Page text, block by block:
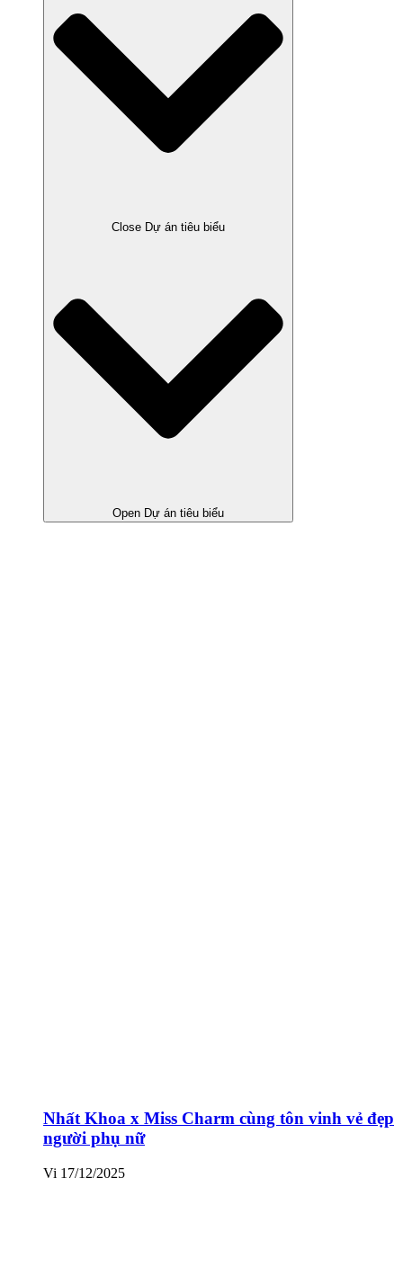
Close Dự án tiêu biểu
Open Dự án tiêu biểu
Nhất Khoa x Miss Charm cùng tôn vinh vẻ đẹp
người phụ nữ
Vi 17/12/2025